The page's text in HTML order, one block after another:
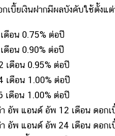
เงินฝากมีผลบังคับใช้ตั้งแต่
ดือน 0.75% ต่อปี
ดือน 0.90% ต่อปี
เดือน 0.95% ต่อปี
เดือน 1.00% ต่อปี
เดือน 1.00% ต่อปี
ำ อัพ แอนด์ อัพ 12 เดือน ดอกเ
ำ อัพ แอนด์ อัพ 24 เดือน ดอกเ